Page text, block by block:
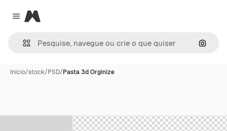
Close menu
Magnific
Início/stock/PSD/Pasta 3d Orginize